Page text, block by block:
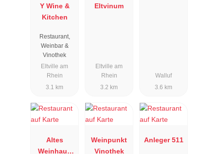
Y Wine &
Kitchen
Restaurant,
Weinbar &
Vinothek
Eltville am
Rhein
3.1 km
Eltvinum
Eltville am
Rhein
3.2 km
Walluf
3.6 km
Altes
Weinhaus
Weinpunkt
Vinothek
Anleger 511